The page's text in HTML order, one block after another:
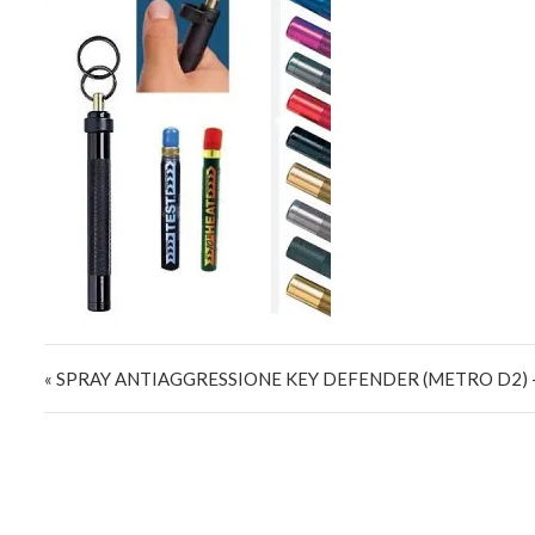
Navigazione articoli
« SPRAY ANTIAGGRESSIONE KEY DEFENDER (METRO D2)